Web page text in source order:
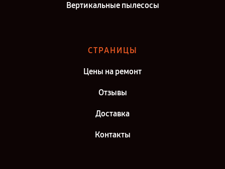
Вертикальные пылесосы
СТРАНИЦЫ
Цены на ремонт
Отзывы
Доставка
Контакты